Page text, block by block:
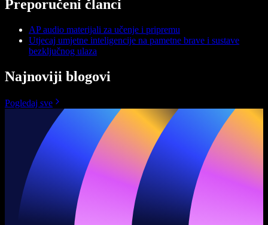
Preporučeni članci
AP audio materijali za učenje i pripremu
Utjecaj umjetne inteligencije na pametne brave i sustave
bezključnog ulaza
Najnoviji blogovi
Pogledaj sve